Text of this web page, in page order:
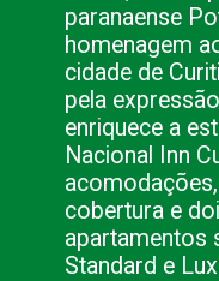
paranaense
homenagem
cidade de
pela
enriquece a
Nacional Inn
cobertura e
apartamentos
Standard e